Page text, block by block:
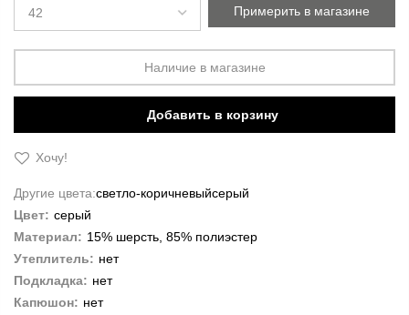
Примерить в магазине
Наличие в магазине
Добавить в корзину
Хочу!
Другие цвета:светло-коричневыйсерый
Цвет: серый
Материал: 15% шерсть, 85% полиэстер
Утеплитель: нет
Подкладка: нет
Капюшон: нет